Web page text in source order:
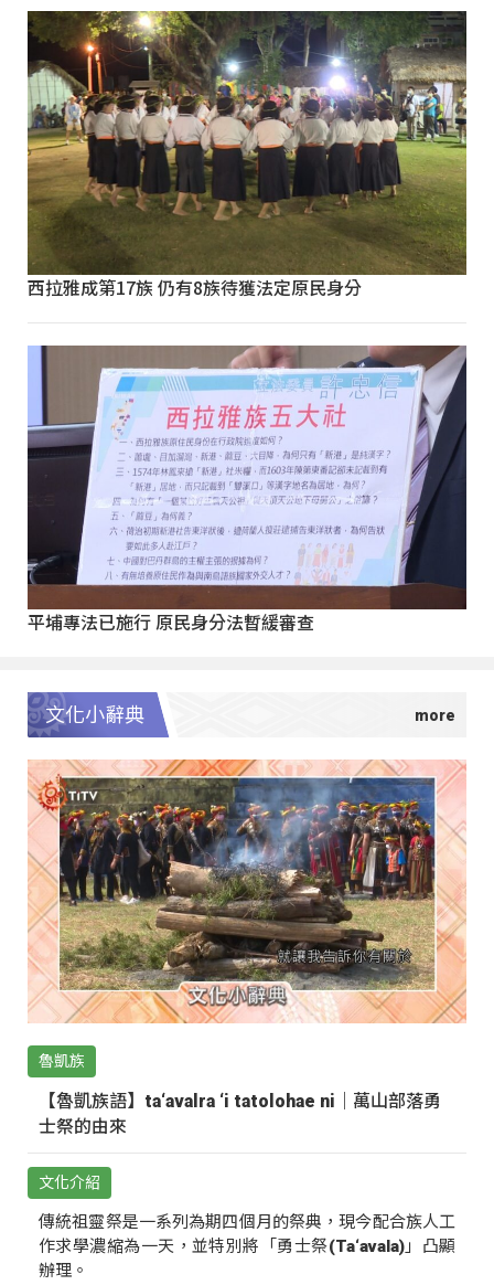
西拉雅成第17族 仍有8族待獲法定原民身分
平埔專法已施行 原民身分法暫緩審查
文化小辭典
魯凱族
【魯凱族語】ta‘avalra ‘i tatolohae ni｜萬山部落勇
士祭的由來
文化介紹
傳統祖靈祭是一系列為期四個月的祭典，現今配合族人工
作求學濃縮為一天，並特別將「勇士祭(Ta‘avala)」凸顯
辦理。